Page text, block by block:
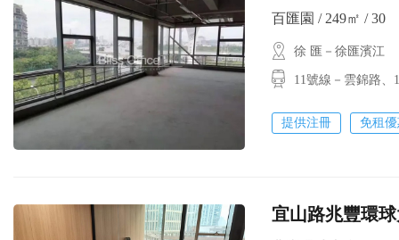
百匯園 / 249㎡ / 30
徐 匯－徐匯濱江
11號線－雲錦路
提供注冊 免租
宜山路兆豐環